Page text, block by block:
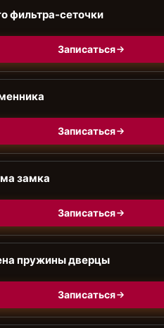
фильтра-сеточки
Записаться
Записаться
замка
Записаться
пружины дверцы
Записаться